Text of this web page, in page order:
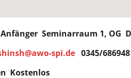
Anfänger Seminarraum 1, OG
spi.de 0345/
Kostenlos